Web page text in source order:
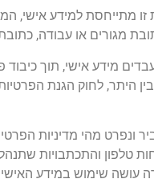
זו מתייחסת למידע אישי,
מגורים או עבודה,
מידע אישי, תוך כיבוד
היתר, לחוק הגנת הפרטיות,
ונפרט מהי מדיניות
טלפון והתכתבויות
עושה שימוש במידע